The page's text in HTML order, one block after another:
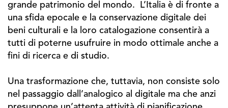
grande patrimonio del mondo. L’Italia è di fronte a
una sfida epocale e la conservazione digitale dei
beni culturali e la loro catalogazione consentirà a
tutti di poterne usufruire in modo ottimale anche a
fini di ricerca e di studio.
Una trasformazione che, tuttavia, non consiste solo
nel passaggio dall’analogico al digitale ma che anzi